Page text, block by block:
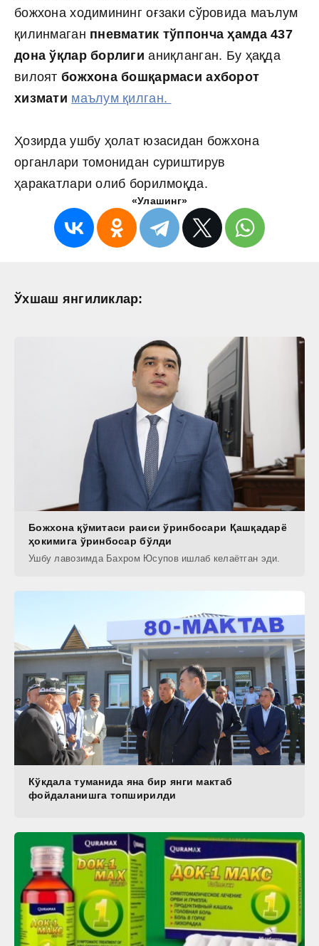
божхона ходимининг оғзаки сўровида маълум
қилинмаган пневматик тўппонча ҳамда 437
дона ўқлар борлиги аниқланган. Бу ҳақда
вилоят божхона бошқармаси ахборот
хизмати маълум қилган.
Ҳозирда ушбу ҳолат юзасидан божхона
органлари томонидан суриштирув
ҳаракатлари олиб борилмоқда.
«Улашинг»
Ўхшаш янгиликлар:
Божхона қўмитаси раиси ўринбосари Қашқадарё
ҳокимига ўринбосар бўлди
Ушбу лавозимда Бахром Юсупов ишлаб келаётган эди.
Кўкдала туманида яна бир янги мактаб
фойдаланишга топширилди